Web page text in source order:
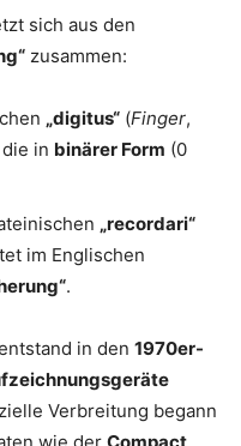
sich aus den
zusammen:
„digitus“ (Finger,
in binärer Form (0
„recordari“
im Englischen
.
in den 1970er-
Verbreitung begann